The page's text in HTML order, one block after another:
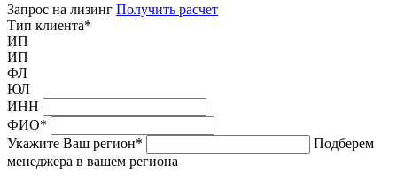
Запрос на лизинг Получить расчет
Тип клиента*
ИП
ИП
ФЛ
ЮЛ
ИНН
ФИО*
Укажите Ваш регион*
Подберем
менеджера в вашем региона